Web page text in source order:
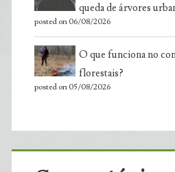
queda de árvores
posted on 06/08/2026
O que funciona no
florestais?
posted on 05/08/2026